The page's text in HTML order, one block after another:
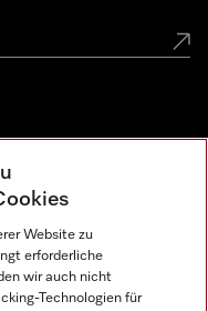
Website zu
erforderliche
wir auch nicht
Technologien für